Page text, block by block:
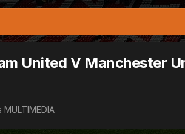
United V Manchester
MULTIMEDIA